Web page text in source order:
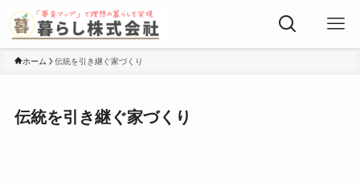
ホーム 伝統を引き継ぐ家づくり
伝統を引き継ぐ家づくり